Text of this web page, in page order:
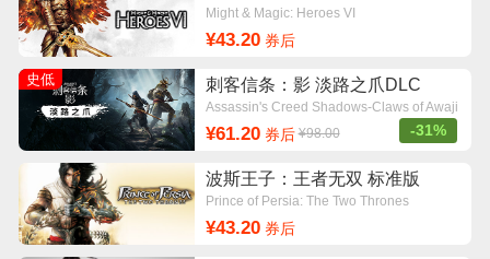
Might & Magic: Heroes VI
¥43.20券后
史低 刺客信条：影 淡路之爪DLC
Assassin's Creed Shadows-Claws of Awaji
¥61.20券后 ¥98.00 -31%
波斯王子：王者无双 标准版
Prince of Persia: The Two Thrones
¥43.20券后